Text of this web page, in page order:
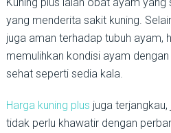
yang menderita sakit kuning.
juga aman terhadap tubuh ayam,
memulihkan kondisi ayam
sehat seperti sedia kala.
Harga kuning plus juga
tidak perlu khawatir dengan